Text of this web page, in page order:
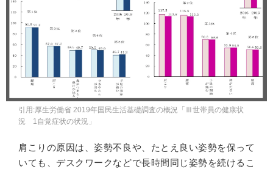
引用:厚生労働省 2019年国民生活基礎調査の概況「Ⅲ世帯員の健康状
況 1自覚症状の状況」
肩こりの原因は、姿勢不良や、たとえ良い姿勢を保って
いても、デスクワークなどで長時間同じ姿勢を続けるこ